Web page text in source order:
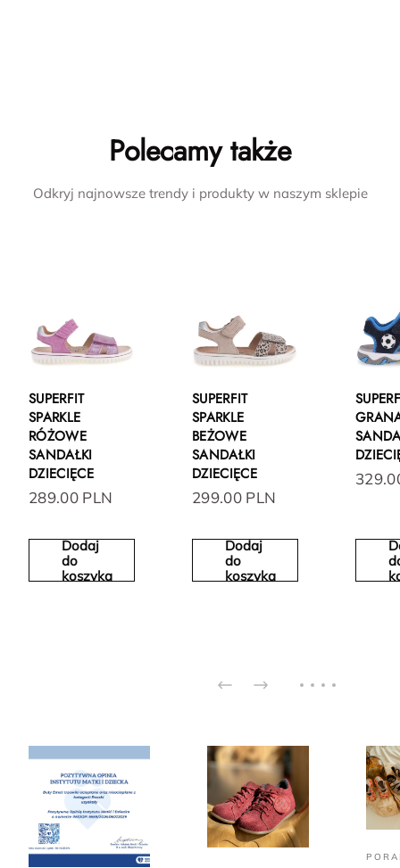
Polecamy także
Odkryj najnowsze trendy i produkty w naszym sklepie
SUPERFIT
SPARKLE
RÓŻOWE
SANDAŁKI
DZIECIĘCE
289.00 PLN
Dodaj
do
koszyka
SUPERFIT
SPARKLE
BEŻOWE
SANDAŁKI
DZIECIĘCE
299.00 PLN
Dodaj
do
koszyka